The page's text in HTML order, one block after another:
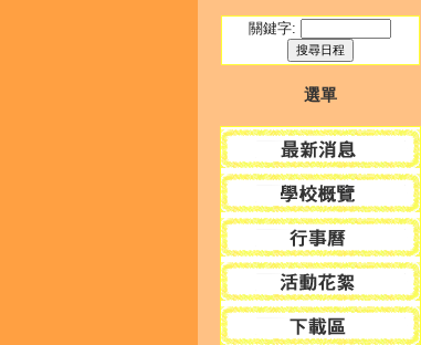
關鍵字:
選單